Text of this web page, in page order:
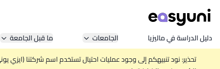
دليل الدراسة في ماليزيا الجامعات ما قبل الجامعة
تحذير: نود تنبيهكم إلى وجود عمليات احتيال تستخدم اسم شركتنا (ايزي